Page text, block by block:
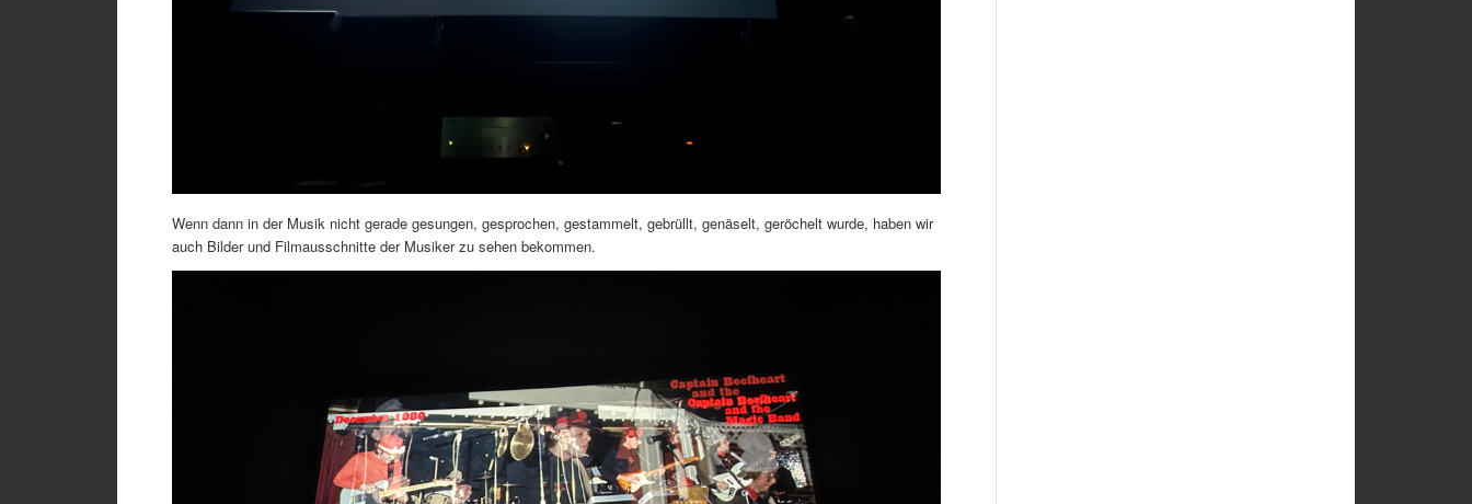
Wenn dann in der Musik nicht gerade gesungen, gesprochen, gestammelt, gebrüllt, genäselt, geröchelt wurde, haben wir
auch Bilder und Filmausschnitte der Musiker zu sehen bekommen.